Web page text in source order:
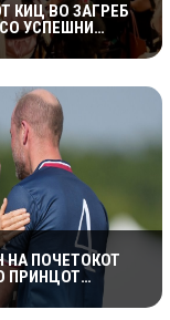
КИЦ ВО ЗАГРЕБ
УСПЕШНИ
– ГОЛЕМ
НА
НА ПОЧЕТОКОТ
ПРИНЦОТ
НЕПРИЈАТНО
„СЕ МАЖИШ